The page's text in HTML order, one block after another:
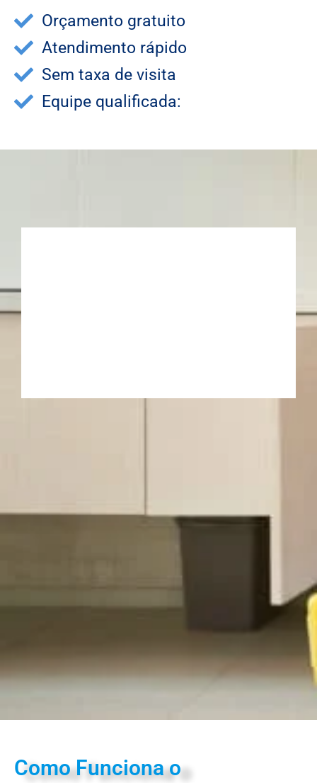
Orçamento gratuito
Atendimento rápido
Sem taxa de visita
Equipe qualificada:
Como Funciona o